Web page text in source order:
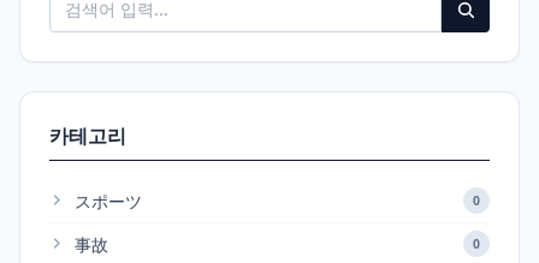
카테고리
スポーツ 0
事故 0